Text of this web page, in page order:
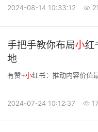
2024-08-14 10:33:12
手把手教你布局小红
地
有赞+小红书：推动内容价值
2024-07-24 10:12:37